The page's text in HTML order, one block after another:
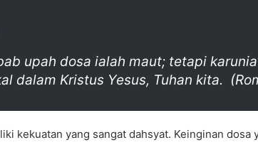
upah dosa ialah maut; tetapi
dalam Kristus Yesus, Tuhan kita.
kekuatan yang sangat dahsyat. Keinginan dosa